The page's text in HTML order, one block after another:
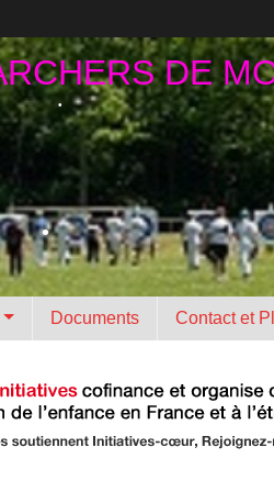
DE
Documents Contact et
•
•
•
•
•
•